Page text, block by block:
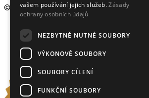
© 2009 - 2026Crystalex CZ, s.r.o.
vašem používání jejich služeb.Zásady
ochrany osobních údajů
NEZBYTNĚ NUTNÉ SOUBORY
VÝKONOVÉ SOUBORY
SOUBORY CÍLENÍ
FUNKČNÍ SOUBORY